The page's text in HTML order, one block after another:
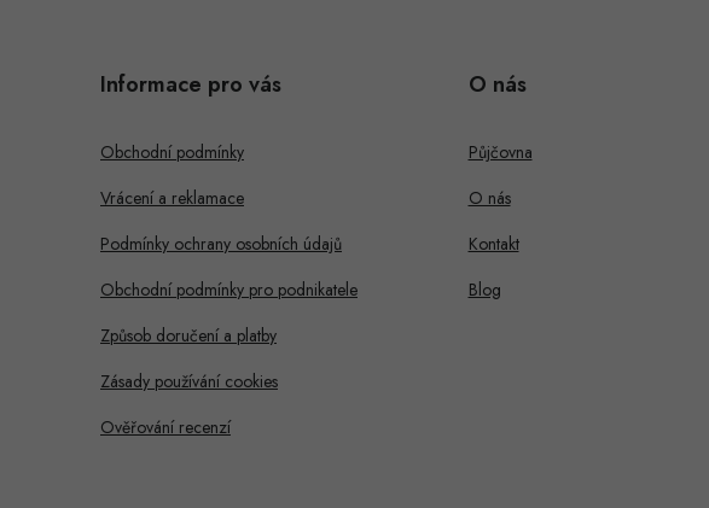
Informace pro vás
Obchodní podmínky
Vrácení a reklamace
Podmínky ochrany osobních údajů
Obchodní podmínky pro podnikatele
Způsob doručení a platby
Zásady používání cookies
Ověřování recenzí
O nás
Půjčovna
O nás
Kontakt
Blog